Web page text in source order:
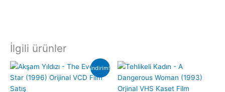
İlgili ürünler
indirim!